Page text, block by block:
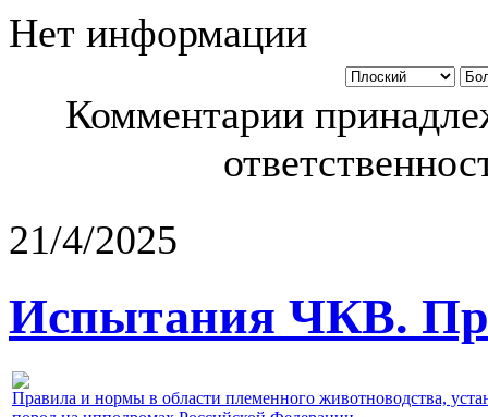
Нет информации
Комментарии
21/4/2025
Испытания ЧКВ.
Правила и нормы в области племенного животноводства,